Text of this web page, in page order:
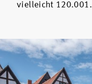
vielleicht 120.001.